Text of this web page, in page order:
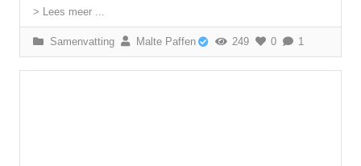
> Lees meer ...
Samenvatting Malte Paffen 249 0 1